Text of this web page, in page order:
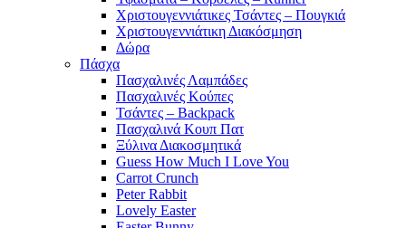
Χριστουγεννιάτικες Τσάντες – Πουγκιά
Χριστουγεννιάτικη Διακόσμηση
Δώρα
Πάσχα
Πασχαλινές Λαμπάδες
Πασχαλινές Κούπες
Τσάντες – Backpack
Πασχαλινά Κουπ Πατ
Ξύλινα Διακοσμητικά
Guess How Much I Love You
Carrot Crunch
Peter Rabbit
Lovely Easter